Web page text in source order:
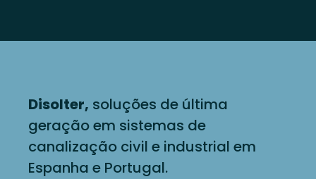
Disolter, soluções de última
geração em sistemas de
canalização civil e industrial em
Espanha e Portugal.